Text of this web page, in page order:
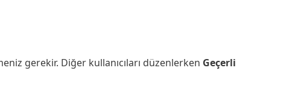
gerekir. Diğer kullanıcıları düzenlerken Geçerli